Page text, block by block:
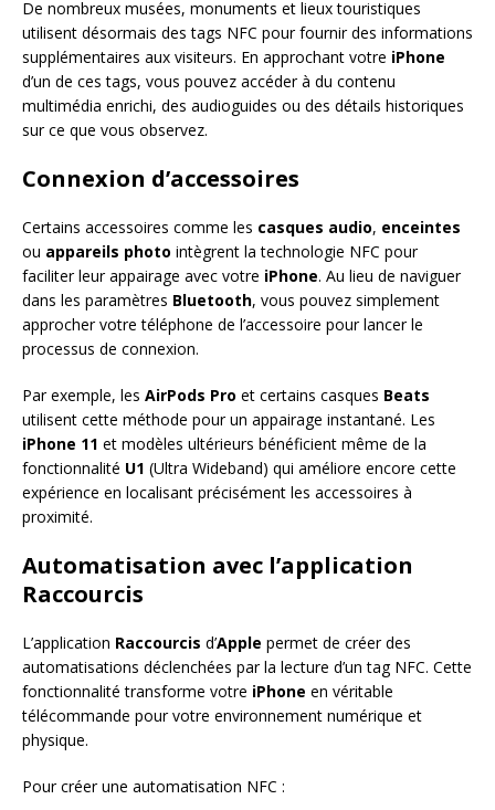
De nombreux musées, monuments et lieux touristiques
utilisent désormais des tags NFC pour fournir des informations
supplémentaires aux visiteurs. En approchant votre iPhone
d’un de ces tags, vous pouvez accéder à du contenu
multimédia enrichi, des audioguides ou des détails historiques
sur ce que vous observez.
Connexion d’accessoires
Certains accessoires comme les casques audio, enceintes
ou appareils photo intègrent la technologie NFC pour
faciliter leur appairage avec votre iPhone. Au lieu de naviguer
dans les paramètres Bluetooth, vous pouvez simplement
approcher votre téléphone de l’accessoire pour lancer le
processus de connexion.
Par exemple, les AirPods Pro et certains casques Beats
utilisent cette méthode pour un appairage instantané. Les
iPhone 11 et modèles ultérieurs bénéficient même de la
fonctionnalité U1 (Ultra Wideband) qui améliore encore cette
expérience en localisant précisément les accessoires à
proximité.
Automatisation avec l’application
Raccourcis
L’application Raccourcis d’Apple permet de créer des
automatisations déclenchées par la lecture d’un tag NFC. Cette
fonctionnalité transforme votre iPhone en véritable
télécommande pour votre environnement numérique et
physique.
Pour créer une automatisation NFC :